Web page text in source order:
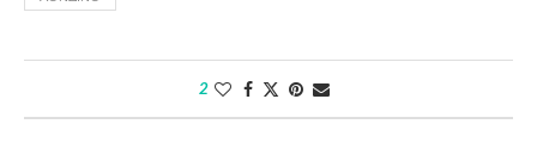
2